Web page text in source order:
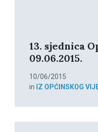
13. sjednica
09.06.2015.
10/06/2015
in IZ OPĆINSKOG
Read